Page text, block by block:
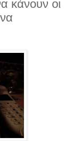
κάνουν οι